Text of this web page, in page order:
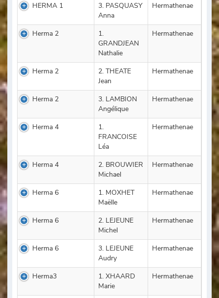
HERMA 1
3. PASQUASY
Anna
Hermathenae
Herma 2
1.
GRANDJEAN
Nathalie
Hermathenae
Herma 2
2. THEATE
Jean
Hermathenae
Herma 2
3. LAMBION
Angélique
Hermathenae
Herma 4
1.
FRANCOISE
Léa
Hermathenae
Herma 4
2. BROUWIER
Michael
Hermathenae
Herma 6
1. MOXHET
Maëlle
Hermathenae
Herma 6
2. LEJEUNE
Michel
Hermathenae
Herma 6
3. LEJEUNE
Audry
Hermathenae
Herma3
1. XHAARD
Marie
Hermathenae